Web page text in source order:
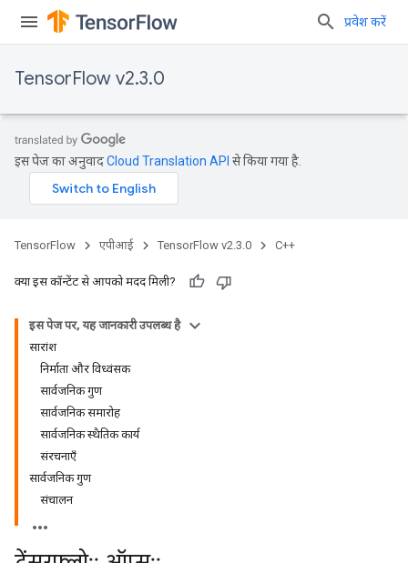
प्रवेश करें
TensorFlow v2.3.0
इस पेज का अनुवादCloud Translation API से किया गया है.
TensorFlow एपीआई TensorFlow v2.3.0 C++
क्या इस कॉन्टेंट से आपको मदद मिली?
इस पेज पर, यह जानकारी उपलब्ध है
सारांश
निर्माता और विध्वंसक
सार्वजनिक गुण
सार्वजनिक समारोह
सार्वजनिक स्थैतिक कार्य
संरचनाएँ
सार्वजनिक गुण
संचालन